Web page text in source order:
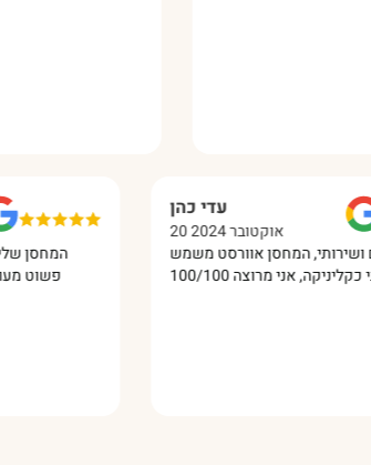
עדי כהן
20 אוקטובר 2024
ניר היה מדהים ושירותי, המחסן אוורסט משמש
אותי כקליניקה, אני מרוצה 100/100 🙏🩷‏